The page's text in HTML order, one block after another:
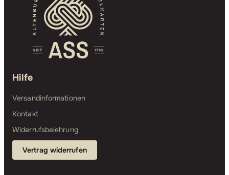
Hilfe
Versandinformationen
Kontakt
Widerrufsbelehrung
Vertrag widerrufen